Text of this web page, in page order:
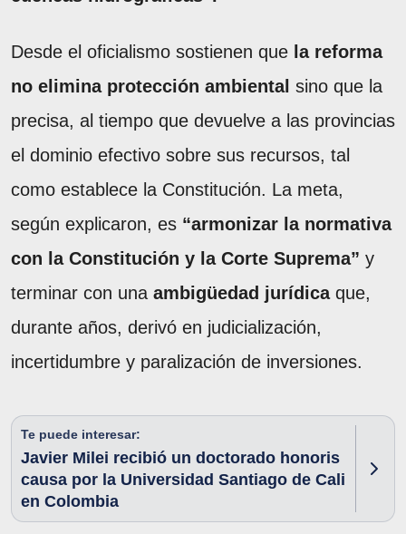
Desde el oficialismo sostienen que la reforma
no elimina protección ambiental sino que la
precisa, al tiempo que devuelve a las provincias
el dominio efectivo sobre sus recursos, tal
como establece la Constitución. La meta,
según explicaron, es “armonizar la normativa
con la Constitución y la Corte Suprema” y
terminar con una ambigüedad jurídicaque,
durante años, derivó en judicialización,
incertidumbre y paralización de inversiones.
Te puede interesar:
Javier Milei recibió un doctorado honoris
causa por la Universidad Santiago de Cali
en Colombia